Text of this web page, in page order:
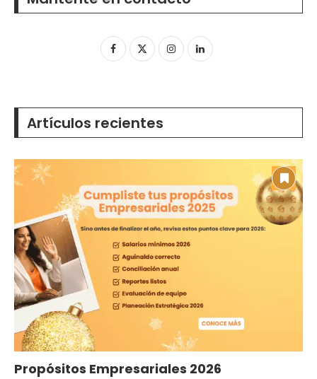
Artículos recientes
Propósitos Empresariales 2026